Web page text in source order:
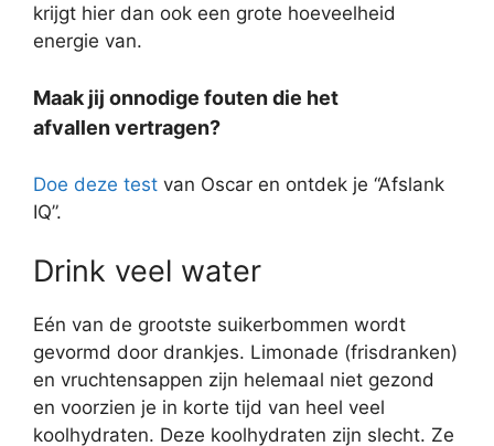
krijgt hier dan ook een grote hoeveelheid
energie van.
Maak jij onnodige fouten die het
afvallen vertragen?
Doe deze test van Oscar en ontdek je “Afslank
IQ”.
Drink veel water
Eén van de grootste suikerbommen wordt
gevormd door drankjes. Limonade (frisdranken)
en vruchtensappen zijn helemaal niet gezond
en voorzien je in korte tijd van heel veel
koolhydraten. Deze koolhydraten zijn slecht. Ze